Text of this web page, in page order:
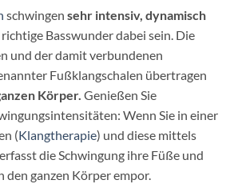
schwingen sehr intensiv, dynamisch
Basswunder dabei sein. Die
und der damit verbundenen
Fußklangschalen übertragen
Körper. Genießen Sie
Wenn Sie in einer
(Klangtherapie) und diese mittels
die Schwingung ihre Füße und
ganzen Körper empor.